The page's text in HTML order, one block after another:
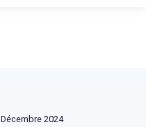
Décembre 2024